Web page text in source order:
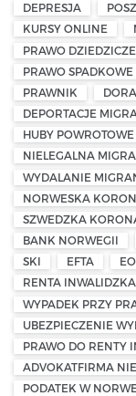
DEPRESJA
KURSY ONLINE
PRAWO
PRAWO SPADKOWE
PRAWNIK
DEPORTACJE
HUBY POWROTOWE
NIELEGALNA
WYDALANIE
NORWESKA
SZWEDZKA
BANK NORWEGII
SKI
EFTA
RENTA
WYPADEK PRZY
UBEZPIECZENIE
PRAWO DO RENTY
ADVOKATFIRMA
PODATEK W